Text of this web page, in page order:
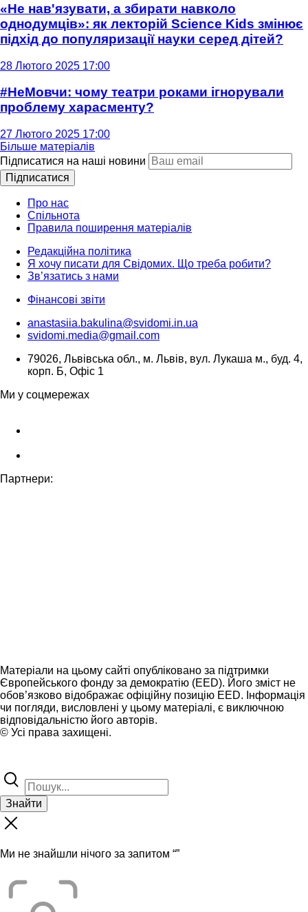
«Не нав'язувати, а збирати навколо
однодумців»: як лекторій Science Kids змінює
підхід до популяризації науки серед дітей?
28 Лютого 2025 17:00
#НеМовчи: чому театри роками ігнорували
проблему харасменту?
27 Лютого 2025 17:00
Більше матеріалів
Підписатися на наші новини
Підписатися
Про нас
Спільнота
Правила поширення матеріалів
Редакційна політика
Я хочу писати для Свідомих. Що треба робити?
Зв’язатись з нами
Фінансові звіти
anastasiia.bakulina@svidomi.in.ua
svidomi.media@gmail.com
79026, Львівська обл., м. Львів, вул. Лукаша м., буд. 4,
корп. Б, Офіс 1
Ми у соцмережах
Партнери:
Матеріали на цьому сайті опубліковано за підтримки
Європейського фонду за демократію (EED). Його зміст не
обов’язково відображає офіційну позицію EED. Інформація
чи погляди, висловлені у цьому матеріалі, є виключною
відповідальністю його авторів.
© Усі права захищені.
Знайти
Ми не знайшли нічого за запитом “”